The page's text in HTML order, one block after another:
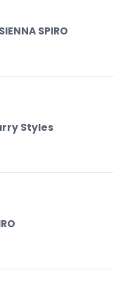
SPIRO
Styles